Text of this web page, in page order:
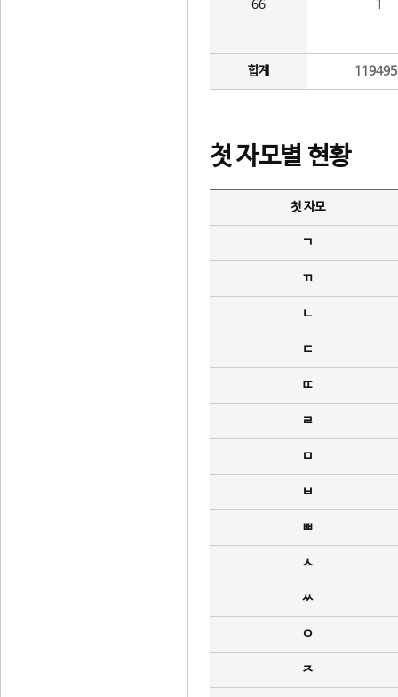
66 1
합계
첫 자모별 현황
첫 자모
ㄱ
ㄲ
ㄴ
ㄷ
ㄸ
ㄹ
ㅁ
ㅂ
ㅃ
ㅅ
ㅆ
ㅇ
ㅈ